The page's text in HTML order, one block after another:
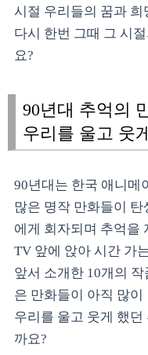
시절 우리들의 꿈과
다시 한번 그때 그 시
요?
90년대 추억의
우리를 울고 웃
90년대는 한국 애니메
많은 명작 만화들이
에게 회자되며 추억을
TV 앞에 앉아 시간 가
앞서 소개한 10개의
은 만화들이 아직 많
우리를 울고 웃게 했
까요?